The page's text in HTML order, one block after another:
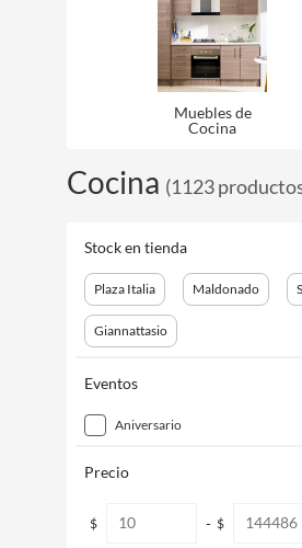
Muebles de
Cocina
Cocina (1123
Stock en tienda
Plaza Italia Maldonado
Giannattasio
Eventos
aniversario
Precio
$ - $